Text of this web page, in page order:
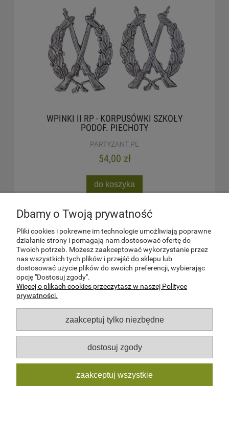
WPINKI II RP - KORPUSÓWKI SZKOŁY
PODOF. PIECHOTY
PARTYZANT.PL
54,00 zł
do koszyka
Dbamy o Twoją prywatność
Pliki cookies i pokrewne im technologie umożliwiają poprawne
działanie strony i pomagają nam dostosować ofertę do
Twoich potrzeb. Możesz zaakceptować wykorzystanie przez
nas wszystkich tych plików i przejść do sklepu lub
dostosować użycie plików do swoich preferencji, wybierając
opcję "Dostosuj zgody".
Więcej o plikach cookies przeczytasz w naszej Polityce
prywatności.
zaakceptuj tylko niezbędne
dostosuj zgody
zaakceptuj wszystkie